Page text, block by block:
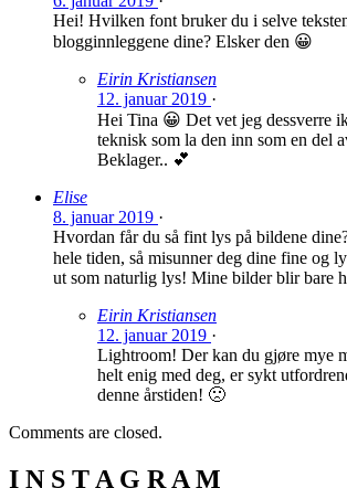
Hei! Hvilken font bruker du i selve
blogginnleggene dine? Elsker den 😀
Eirin Kristiansen
12. januar 2019 ·
Hei Tina 😀 Det vet jeg dessverre
teknisk som la den inn som en del
Beklager.. 💕
Elise
8. januar 2019 ·
Hvordan får du så fint lys på bildene
hele tiden, så misunner deg dine fine og
ut som naturlig lys! Mine bilder blir bare
Eirin Kristiansen
12. januar 2019 ·
Lightroom! Der kan du gjøre mye
helt enig med deg, er sykt
denne årstiden! 🙁
Comments are closed.
I N S T A G R A M